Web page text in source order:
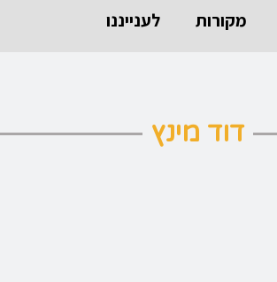
מקורות לענייננו
דוד מינץ